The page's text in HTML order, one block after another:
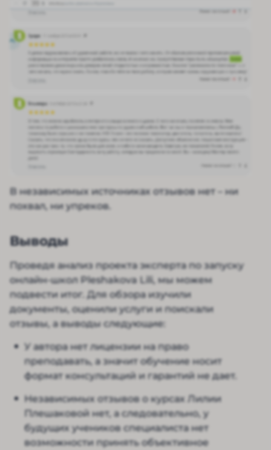
В независимых источниках отзывов нет – ни
похвал, ни упреков.
Выводы
Проведя анализ проекта эксперта по запуску
онлайн-школ Pleshakova Lili, мы можем
подвести итог. Для обзора изучили
документы, оценили услуги и поискали
отзывы, а выводы следующие:
У автора нет лицензии на право
преподавать, а значит обучение носит
формат консультаций и гарантий не дает.
Независимых отзывов о курсах Лилии
Плешаковой нет, а следовательно, у
будущих учеников специалиста нет
возможности принять объективное